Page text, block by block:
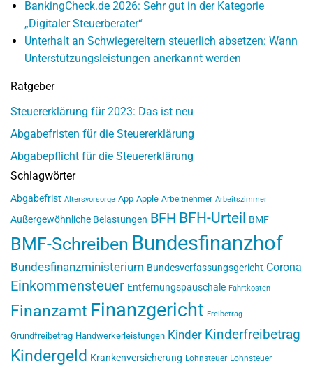
BankingCheck.de 2026: Sehr gut in der Kategorie
„Digitaler Steuerberater“
Unterhalt an Schwiegereltern steuerlich absetzen: Wann
Unterstützungsleistungen anerkannt werden
Ratgeber
Steuererklärung für 2023: Das ist neu
Abgabefristen für die Steuererklärung
Abgabepflicht für die Steuererklärung
Schlagwörter
Abgabefrist Altersvorsorge App Apple Arbeitnehmer Arbeitszimmer
Außergewöhnliche Belastungen BFH BFH-Urteil BMF
BMF-Schreiben Bundesfinanzhof
Bundesfinanzministerium Bundesverfassungsgericht Corona
Einkommensteuer Entfernungspauschale Fahrtkosten
Finanzamt Finanzgericht Freibetrag
Grundfreibetrag Handwerkerleistungen Kinder Kinderfreibetrag
Kindergeld Krankenversicherung Lohnsteuer Lohnsteuer